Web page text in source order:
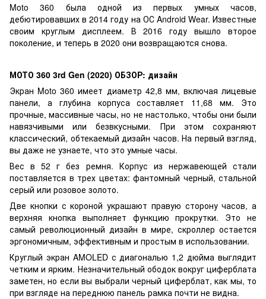
Moto 360 была одной из первых умных часов,
дебютировавших в 2014 году на ОС Android Wear. Известные
своим круглым дисплеем. В 2016 году вышло второе
поколение, и теперь в 2020 они возвращаются снова.
МОТО 360 3rd Gen (2020) ОБЗОР: дизайн
Экран Moto 360 имеет диаметр 42,8 мм, включая лицевые
панели, а глубина корпуса составляет 11,68 мм. Это
прочные, массивные часы, но не настолько, чтобы они были
навязчивыми или безвкусными. При этом сохраняют
классический, обтекаемый дизайн часов. На первый взгляд,
вы даже не узнаете, что это умные часы.
Вес в 52 г без ремня. Корпус из нержавеющей стали
поставляется в трех цветах: фантомный черный, стальной
серый или розовое золото.
Две кнопки с короной украшают правую сторону часов, а
верхняя кнопка выполняет функцию прокрутки. Это не
самый революционный дизайн в мире, скроллер остается
эргономичным, эффективным и простым в использовании.
Круглый экран AMOLED с диагональю 1,2 дюйма выглядит
четким и ярким. Незначительный ободок вокруг циферблата
заметен, но если вы выбрали черный циферблат, как мы, то
при взгляде на переднюю панель рамка почти не видна.